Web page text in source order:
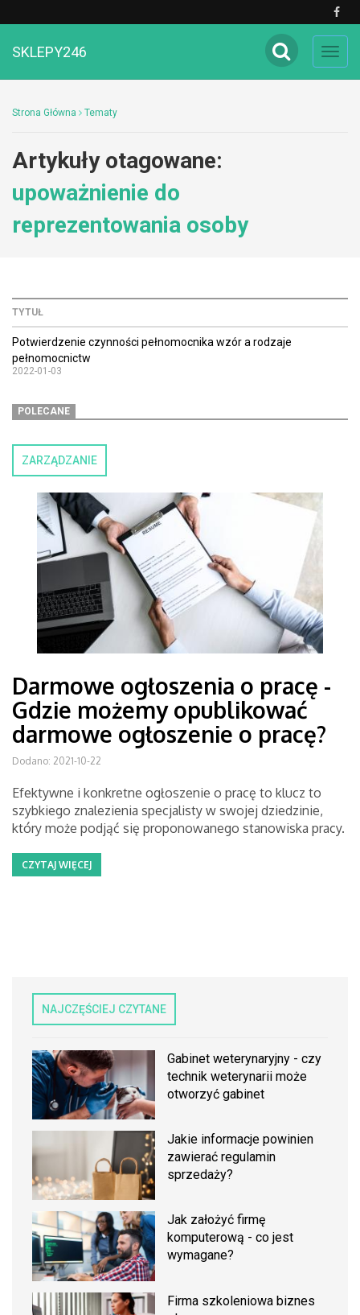
SKLEPY246
Strona Główna Tematy
Artykuły otagowane:
upoważnienie do
reprezentowania osoby
TYTUŁ
Potwierdzenie czynności pełnomocnika wzór a rodzaje
pełnomocnictw
2022-01-03
POLECANE
ZARZĄDZANIE
Darmowe ogłoszenia o pracę -
Gdzie możemy opublikować
darmowe ogłoszenie o pracę?
Dodano: 2021-10-22
Efektywne i konkretne ogłoszenie o pracę to klucz to
szybkiego znalezienia specjalisty w swojej dziedzinie,
który może podjąć się proponowanego stanowiska pracy.
CZYTAJ WIĘCEJ
NAJCZĘŚCIEJ CZYTANE
Gabinet weterynaryjny - czy
technik weterynarii może
otworzyć gabinet
Jakie informacje powinien
zawierać regulamin
sprzedaży?
Jak założyć firmę
komputerową - co jest
wymagane?
Firma szkoleniowa biznes